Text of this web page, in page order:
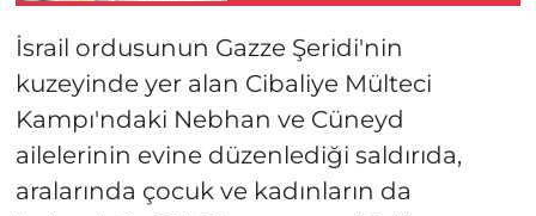
İsrail ordusunun Gazze Şeridi'nin
kuzeyinde yer alan Cibaliye Mülteci
Kampı'ndaki Nebhan ve Cüneyd
ailelerinin evine düzenlediği saldırıda,
aralarında çocuk ve kadınların da